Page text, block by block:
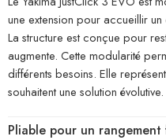
une extension pour accueillir
La structure est conçue pour
augmente. Cette modularité
différents besoins. Elle
souhaitent une solution évolutive.
Pliable pour un rangement